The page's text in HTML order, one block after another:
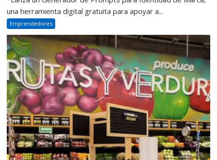
una herramienta digital gratuita para apoyar a...
Emprendedores